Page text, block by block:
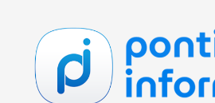
content